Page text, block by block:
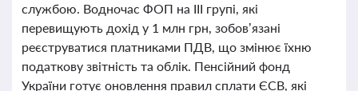
службою. Водночас ФОП на ІІІ групі, які
перевищують дохід у 1 млн грн, зобов’язані
реєструватися платниками ПДВ, що змінює їхню
податкову звітність та облік. Пенсійний фонд
України готує оновлення правил сплати ЄСВ, які